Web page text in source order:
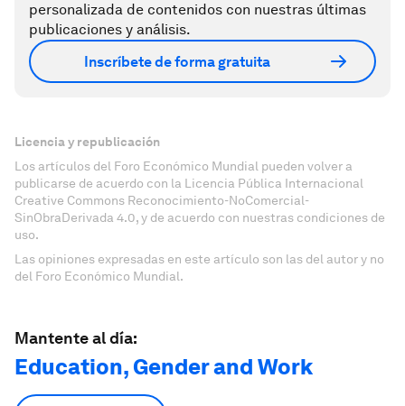
personalizada de contenidos con nuestras últimas
publicaciones y análisis.
Inscríbete de forma gratuita
Licencia y republicación
Los artículos del Foro Económico Mundial pueden volver a
publicarse de acuerdo con la Licencia Pública Internacional
Creative Commons Reconocimiento-NoComercial-
SinObraDerivada 4.0, y de acuerdo con nuestras condiciones de
uso.
Las opiniones expresadas en este artículo son las del autor y no
del Foro Económico Mundial.
Mantente al día:
Education, Gender and Work